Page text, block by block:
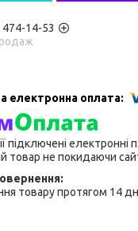
474-14-53
підключені
товар не покидаючи
товару протягом 14